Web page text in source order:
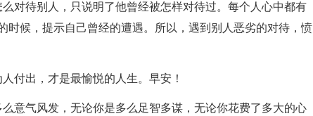
对待别人，只说明了他曾经被怎样对待过。每个人心中都有
时候，提示自己曾经的遭遇。所以，遇到别人恶劣的对待，愤
付出，才是最愉悦的人生。早安！
意气风发，无论你是多么足智多谋，无论你花费了多大的心